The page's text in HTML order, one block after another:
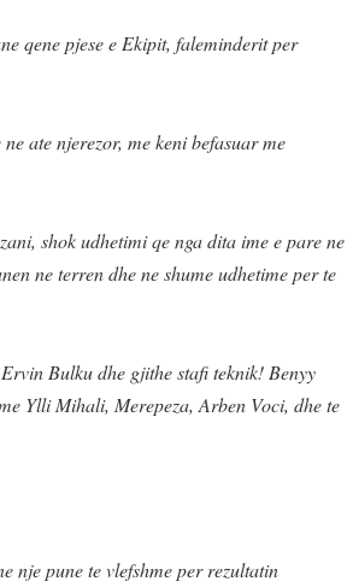
qene pjese e Ekipit, faleminderit per
ate njerezor, me keni befasuar me
shok udhetimi qe nga dita ime e pare ne
ne terren dhe ne shume udhetime per te
Bulku dhe gjithe stafi teknik! Benyy
Ylli Mihali, Merepeza, Arben Voci, dhe te
nje pune te vlefshme per rezultatin